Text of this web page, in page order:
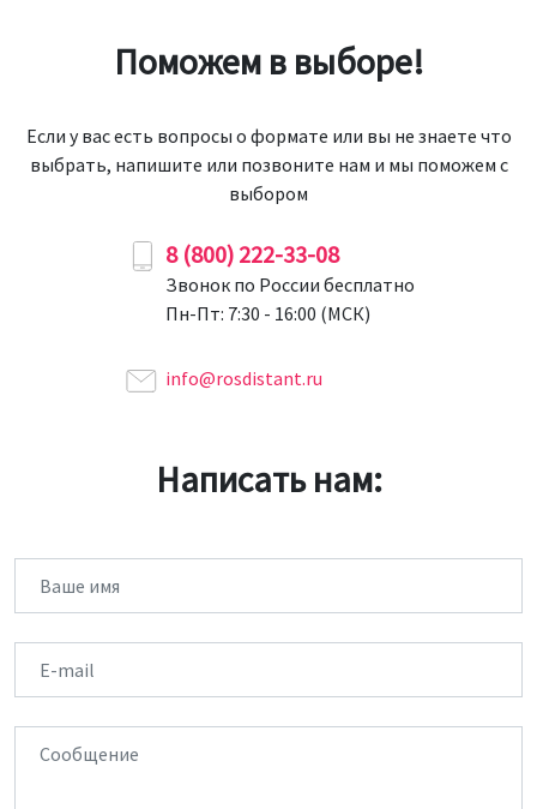
Поможем в выборе!
Если у вас есть вопросы о формате или вы не знаете что
выбрать, напишите или позвоните нам и мы поможем с
выбором
8 (800) 222-33-08
Звонок по России бесплатно
Пн-Пт: 7:30 - 16:00 (МСК)
info@rosdistant.ru
Написать нам: